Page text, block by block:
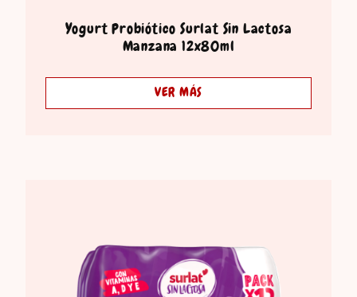
Yogurt Probiótico Surlat Sin Lactosa
Manzana 12x80ml
VER MÁS